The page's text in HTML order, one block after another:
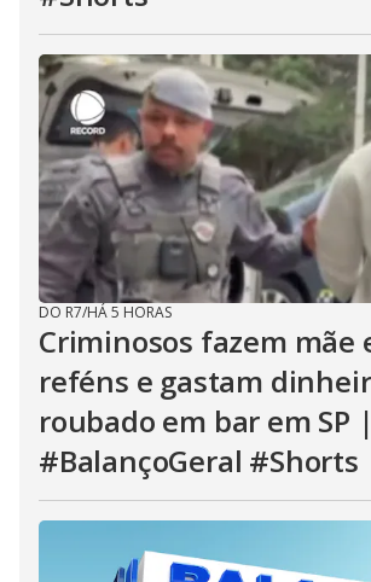
DO R7/HÁ 5 HORAS
Criminosos fazem mãe
reféns e gastam
roubado em bar em SP |
#BalançoGeral #Shorts